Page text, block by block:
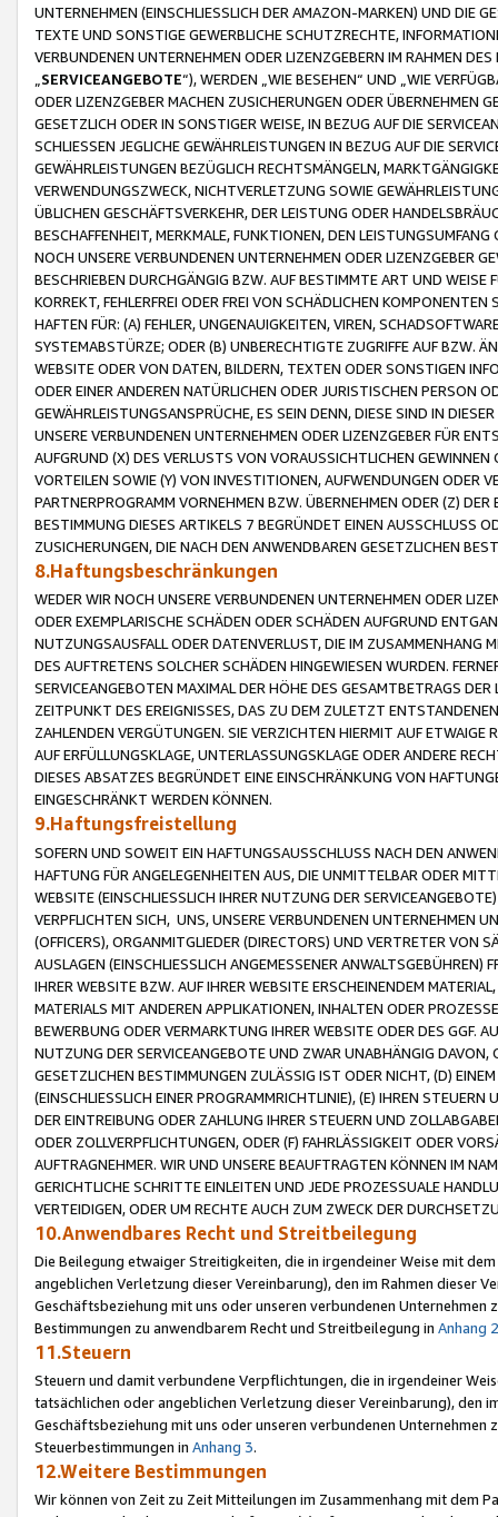
UNTERNEHMEN (EINSCHLIESSLICH DER AMAZON-MARKEN) UND DIE
TEXTE UND SONSTIGE GEWERBLICHE SCHUTZRECHTE,
VERBUNDENEN UNTERNEHMEN ODER LIZENZGEBERN IM RAHMEN
SERVICEANGEBOTE“), WERDEN „WIE BESEHEN“ UND „WIE
ODER LIZENZGEBER MACHEN ZUSICHERUNGEN ODER ÜBERNEHMEN
GESETZLICH ODER IN SONSTIGER WEISE, IN BEZUG AUF DIE
SCHLIESSEN JEGLICHE GEWÄHRLEISTUNGEN IN BEZUG AUF DIE
GEWÄHRLEISTUNGEN BEZÜGLICH RECHTSMÄNGELN,
VERWENDUNGSZWECK, NICHTVERLETZUNG SOWIE
ÜBLICHEN GESCHÄFTSVERKEHR, DER LEISTUNG ODER
BESCHAFFENHEIT, MERKMALE, FUNKTIONEN, DEN
NOCH UNSERE VERBUNDENEN UNTERNEHMEN ODER LIZENZGEBER
BESCHRIEBEN DURCHGÄNGIG BZW. AUF BESTIMMTE ART UND
KORREKT, FEHLERFREI ODER FREI VON SCHÄDLICHEN
HAFTEN FÜR: (A) FEHLER, UNGENAUIGKEITEN, VIREN,
SYSTEMABSTÜRZE; ODER (B) UNBERECHTIGTE ZUGRIFFE AUF BZW.
WEBSITE ODER VON DATEN, BILDERN, TEXTEN ODER SONSTIGEN
ODER EINER ANDEREN NATÜRLICHEN ODER JURISTISCHEN PERSON
GEWÄHRLEISTUNGSANSPRÜCHE, ES SEIN DENN, DIESE SIND IN
UNSERE VERBUNDENEN UNTERNEHMEN ODER LIZENZGEBER FÜR
AUFGRUND (X) DES VERLUSTS VON VORAUSSICHTLICHEN
VORTEILEN SOWIE (Y) VON INVESTITIONEN, AUFWENDUNGEN ODER
PARTNERPROGRAMM VORNEHMEN BZW. ÜBERNEHMEN ODER (Z)
BESTIMMUNG DIESES ARTIKELS 7 BEGRÜNDET EINEN AUSSCHLUSS
ZUSICHERUNGEN, DIE NACH DEN ANWENDBAREN GESETZLICHEN
8.Haftungsbeschränkungen
WEDER WIR NOCH UNSERE VERBUNDENEN UNTERNEHMEN ODER
ODER EXEMPLARISCHE SCHÄDEN ODER SCHÄDEN AUFGRUND
NUTZUNGSAUSFALL ODER DATENVERLUST, DIE IM ZUSAMMENHANG
DES AUFTRETENS SOLCHER SCHÄDEN HINGEWIESEN WURDEN.
SERVICEANGEBOTEN MAXIMAL DER HÖHE DES GESAMTBETRAGS
ZEITPUNKT DES EREIGNISSES, DAS ZU DEM ZULETZT
ZAHLENDEN VERGÜTUNGEN. SIE VERZICHTEN HIERMIT AUF
AUF ERFÜLLUNGSKLAGE, UNTERLASSUNGSKLAGE ODER ANDERE
DIESES ABSATZES BEGRÜNDET EINE EINSCHRÄNKUNG VON
EINGESCHRÄNKT WERDEN KÖNNEN.
9.Haftungsfreistellung
SOFERN UND SOWEIT EIN HAFTUNGSAUSSCHLUSS NACH DEN
HAFTUNG FÜR ANGELEGENHEITEN AUS, DIE UNMITTELBAR ODER
WEBSITE (EINSCHLIESSLICH IHRER NUTZUNG DER
VERPFLICHTEN SICH, UNS, UNSERE VERBUNDENEN UNTERNEHMEN
(OFFICERS), ORGANMITGLIEDER (DIRECTORS) UND VERTRETER VON
AUSLAGEN (EINSCHLIESSLICH ANGEMESSENER
IHRER WEBSITE BZW. AUF IHRER WEBSITE ERSCHEINENDEM
MATERIALS MIT ANDEREN APPLIKATIONEN, INHALTEN ODER
BEWERBUNG ODER VERMARKTUNG IHRER WEBSITE ODER DES GGF.
NUTZUNG DER SERVICEANGEBOTE UND ZWAR UNABHÄNGIG
GESETZLICHEN BESTIMMUNGEN ZULÄSSIG IST ODER NICHT, (D)
(EINSCHLIESSLICH EINER PROGRAMMRICHTLINIE), (E) IHREN
DER EINTREIBUNG ODER ZAHLUNG IHRER STEUERN UND
ODER ZOLLVERPFLICHTUNGEN, ODER (F) FAHRLÄSSIGKEIT ODER
AUFTRAGNEHMER. WIR UND UNSERE BEAUFTRAGTEN KÖNNEN IM
GERICHTLICHE SCHRITTE EINLEITEN UND JEDE PROZESSUALE
VERTEIDIGEN, ODER UM RECHTE AUCH ZUM ZWECK DER
10.Anwendbares Recht und Streitbeilegung
Die Beilegung etwaiger Streitigkeiten, die in irgendeiner Weise mit
angeblichen Verletzung dieser Vereinbarung), den im Rahmen dieser
Geschäftsbeziehung mit uns oder unseren verbundenen
Bestimmungen zu anwendbarem Recht und Streitbeilegung in Anhang 2
11.Steuern
Steuern und damit verbundene Verpflichtungen, die in irgendeiner
tatsächlichen oder angeblichen Verletzung dieser Vereinbarung), den
Geschäftsbeziehung mit uns oder unseren verbundenen
Steuerbestimmungen in Anhang 3.
12.Weitere Bestimmungen
Wir können von Zeit zu Zeit Mitteilungen im Zusammenhang mit dem